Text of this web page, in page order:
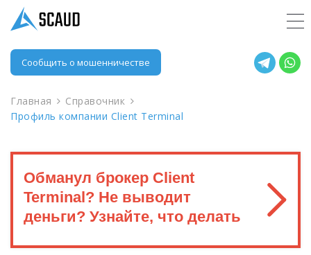
Сообщить о мошенничестве
Главная
Справочник
Профиль компании Client Terminal
Обманул брокер Client
Terminal? Не выводит
деньги? Узнайте, что делать